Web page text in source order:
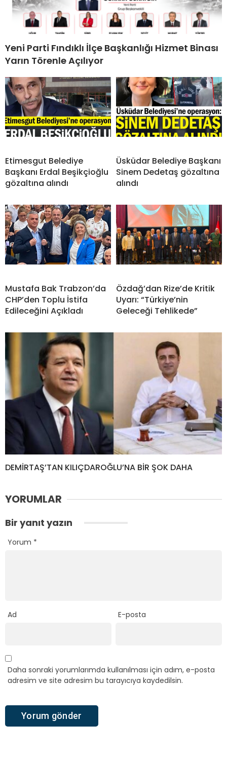
Yeni Parti Fındıklı İlçe Başkanlığı Hizmet Binası
Yarın Törenle Açılıyor
Etimesgut Belediye
Başkanı Erdal Beşikçioğlu
gözaltına alındı
Üsküdar Belediye Başkanı
Sinem Dedetaş gözaltına
alındı
Mustafa Bak Trabzon’da
CHP’den Toplu İstifa
Edileceğini Açıkladı
Özdağ’dan Rize’de Kritik
Uyarı: “Türkiye’nin
Geleceği Tehlikede”
DEMİRTAŞ’TAN KILIÇDAROĞLU’NA BİR ŞOK DAHA
YORUMLAR
Bir yanıt yazın
Yorum *
Ad E-posta
Daha sonraki yorumlarımda kullanılması için adım, e-posta
adresim ve site adresim bu tarayıcıya kaydedilsin.